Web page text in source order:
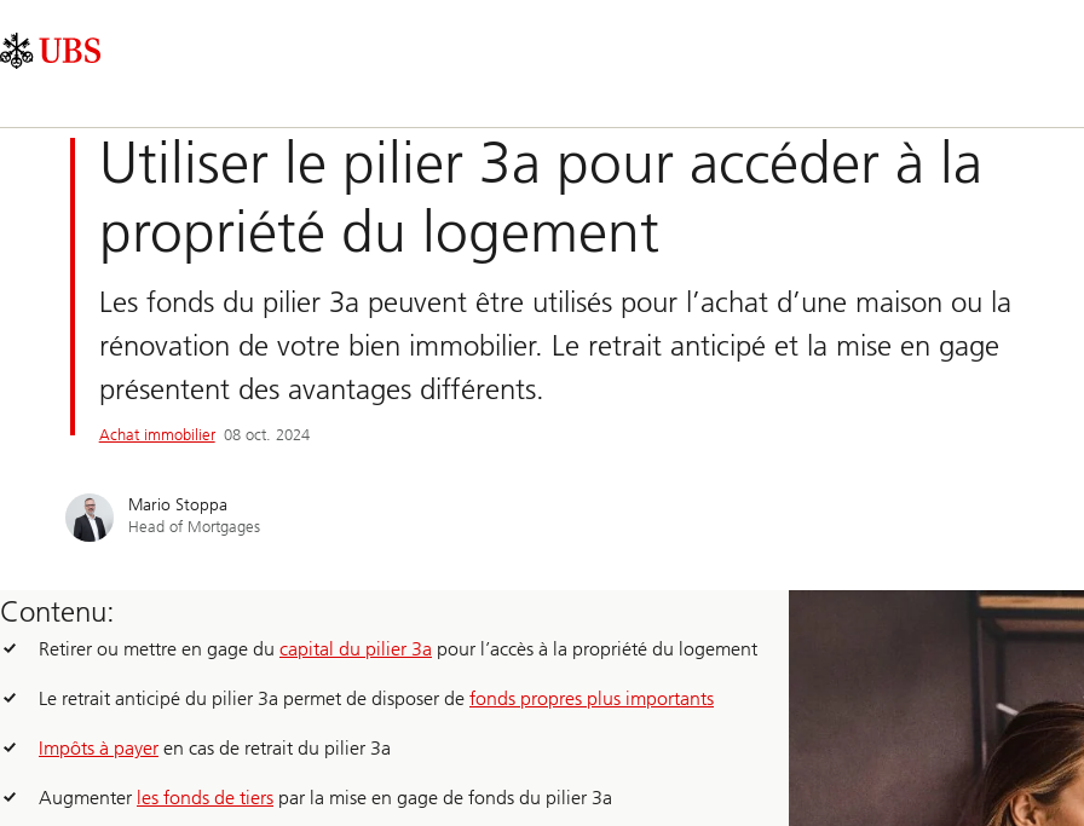
Area
principale
Utiliser le pilier 3a pour accéder à la
propriété du logement
Les fonds du pilier 3a peuvent être utilisés pour l’achat d’une maison ou la
rénovation de votre bien immobilier. Le retrait anticipé et la mise en gage
présentent des avantages différents.
Achat immobilier 08 oct. 2024
Mario Stoppa
Head of Mortgages
Contenu:
Retirer ou mettre en gage du capital du pilier 3a pour l’accès à la propriété du logement
Le retrait anticipé du pilier 3a permet de disposer de fonds propres plus importants
Impôts à payer en cas de retrait du pilier 3a
Augmenter les fonds de tiers par la mise en gage de fonds du pilier 3a